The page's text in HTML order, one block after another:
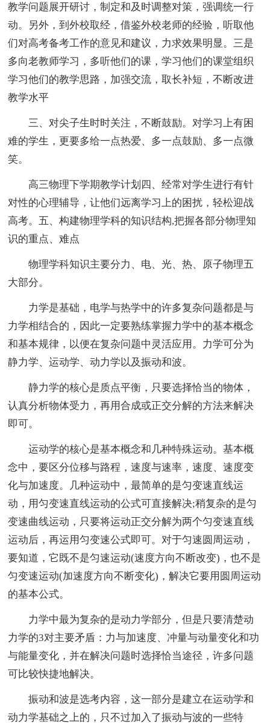
教学问题展开研讨，制定和及时调整对策，强调统一行
动。另外，到外校取经，借鉴外校老师的经验，听取他
们对高考备考工作的意见和建议，力求效果明显。三是
多向老教师学习，多听他们的课，学习他们的课堂组织
学习他们的教学思路，加强交流，取长补短，不断改进
教学水平
三、对尖子生时时关注，不断鼓励。对学习上有困
难的学生，更要多给一点热爱、多一点鼓励、多一点微
笑。
高三物理下学期教学计划四、经常对学生进行有针
对性的心理辅导，让他们远离学习上的困扰，轻松迎战
高考。五、构建物理学科的知识结构,把握各部分物理知
识的重点、难点
物理学科知识主要分力、电、光、热、原子物理五
大部分。
力学是基础，电学与热学中的许多复杂问题都是与
力学相结合的，因此一定要熟练掌握力学中的基本概念
和基本规律，以便在复杂问题中灵活应用。力学可分为
静力学、运动学、动力学以及振动和波。
静力学的核心是质点平衡，只要选择恰当的物体，
认真分析物体受力，再用合成或正交分解的方法来解决
即可。
运动学的核心是基本概念和几种特殊运动。基本概
念中，要区分位移与路程，速度与速率，速度、速度变
化与加速度。几种运动中，最简单的是匀变速直线运
动，用匀变速直线运动的公式可直接解决;稍复杂的是匀
变速曲线运动，只要将运动正交分解为两个匀变速直线
运动后，再运用匀变速公式即可。对于匀速圆周运动，
要知道，它既不是匀速运动(速度方向不断改变)，也不是
匀变速运动(加速度方向不断变化)，解决它要用圆周运动
的基本公式。
力学中最为复杂的是动力学部分，但是只要清楚动
力学的3对主要矛盾：力与加速度、冲量与动量变化和功
与能量变化，并在解决问题时选择恰当途径，许多问题
可比较快捷地解决。
振动和波是选考内容，这一部分是建立在运动学和
动力学基础之上的，只不过加入了振动与波的一些特